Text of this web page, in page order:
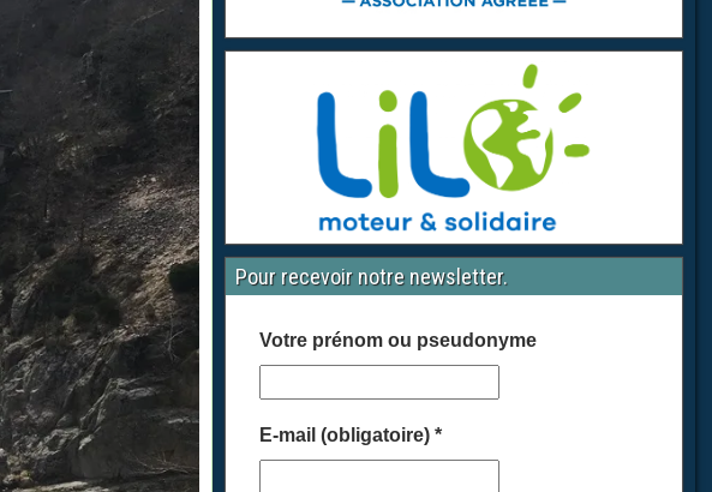
Pour recevoir notre newsletter.
Votre prénom ou pseudonyme
E-mail (obligatoire)*